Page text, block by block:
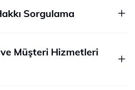
Sorgulama
Müşteri Hizmetleri